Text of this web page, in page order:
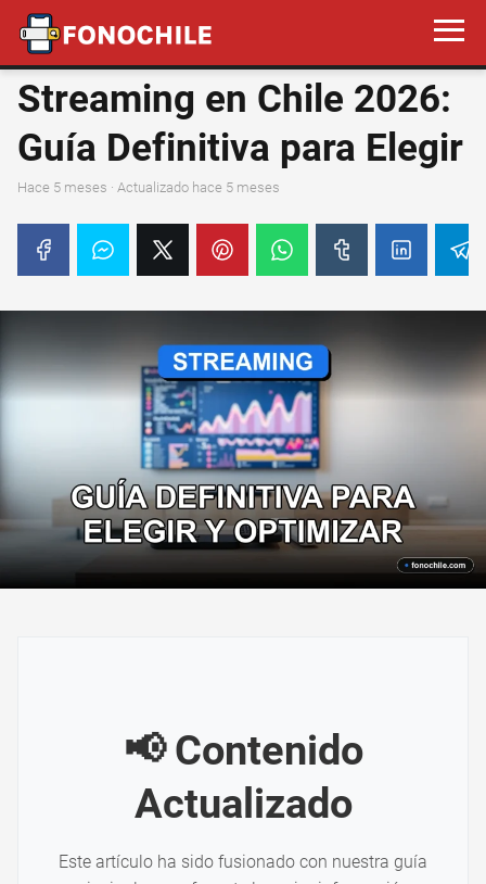
Streaming en Chile 2026:
Guía Definitiva para Elegir
hace 5 meses · Actualizado hace 5 meses
📢 Contenido
Actualizado
Este artículo ha sido fusionado con nuestra guía